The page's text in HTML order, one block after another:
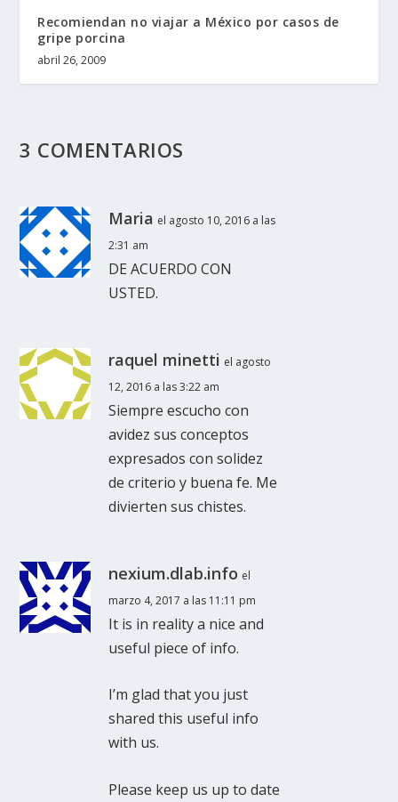
Recomiendan no viajar a México por casos de
gripe porcina
abril 26, 2009
3 COMENTARIOS
Maria el agosto 10, 2016 a las
2:31 am
DE ACUERDO CON
USTED.
raquel minetti el agosto
12, 2016 a las 3:22 am
Siempre escucho con
avidez sus conceptos
expresados con solidez
de criterio y buena fe. Me
divierten sus chistes.
nexium.dlab.info el
marzo 4, 2017 a las 11:11 pm
It is in reality a nice and
useful piece of info.
I’m glad that you just
shared this useful info
with us.
Please keep us up to date